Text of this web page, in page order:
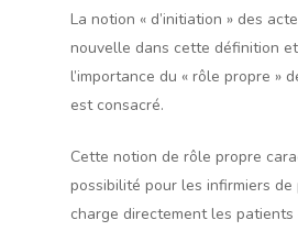
La notion « d’initiation » des
nouvelle dans cette définition
l’importance du « rôle propre »
est consacré.
Cette notion de rôle propre
possibilité pour les infirmiers de
charge directement les patients